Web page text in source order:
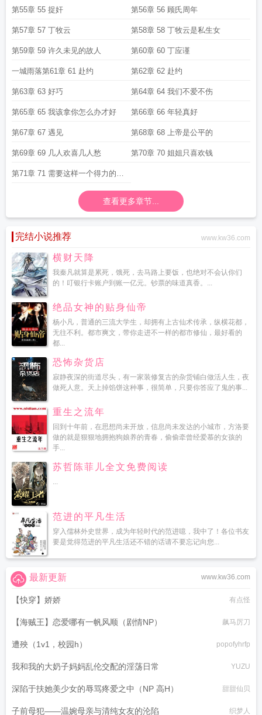
第55章 55 捉奸 第56章 56 顾氏周年
第57章 57 丁牧云 第58章 58 丁牧云是私生女
第59章 59 许久未见的故人 第60章 60 丁应谨
一城雨落第61章 61 赴约 第62章 62 赴约
第63章 63 好巧 第64章 64 我们不爱不伤
第65章 65 我该拿你怎么办才好 第66章 66 年轻真好
第67章 67 遇见 第68章 68 上帝是公平的
第69章 69 几人欢喜几人愁 第70章 70 姐姐只喜欢钱
第71章 71 需要这样一个得力的妻
查看更多章节...
完结小说推荐 www.kw36.com
横财天降
我秦凡就算是累死，饿死，去马路上要饭，也绝对不会认你们
的！叮银行卡账户到账一亿元。钞票的味道真香。...
绝品女神的贴身仙帝
杨小凡，普通的三流大学生，却拥有上古仙术传承，纵横花都，
无往不利。都市爽文，带你走进不一样的都市修仙，最好看的
都...
恐怖杂货店
寂静夜深的街道尽头，有一家装修复古的杂货铺白做活人生，夜
做死人意。天上掉馅饼这种事，很简单，只要你答应了鬼的事...
重生之流年
回到十年前，在思想尚未开放，信息尚未发达的小城市，方洛要
做的就是狠狠地拥抱狗娘养的青春，偷偷牵曾经爱慕的女孩的
手...
苏哲陈菲儿全文免费阅读
...
范进的平凡生活
穿入儒林外史世界，成为年轻时代的范进噫，我中了！各位书友
要是觉得范进的平凡生活还不错的话请不要忘记向您...
www.kw36.com
最新更新
【快穿】娇娇 有点怪
【海贼王】恋爱哪有一帆风顺（剧情NP） 飙马厉刀
遭殃（1v1，校园h） popofyhrfp
我和我的大奶子妈妈乱伦交配的淫荡日常 YUZU
深陷于扶她美少女的辱骂疼爱之中（NP 高H） 甜甜仙贝
子前母犯——温婉母亲与清纯女友的沦陷 织梦人